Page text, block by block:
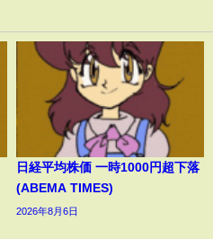
日経平均株価 一時1000円超下落
(ABEMA TIMES)
2026年8月6日